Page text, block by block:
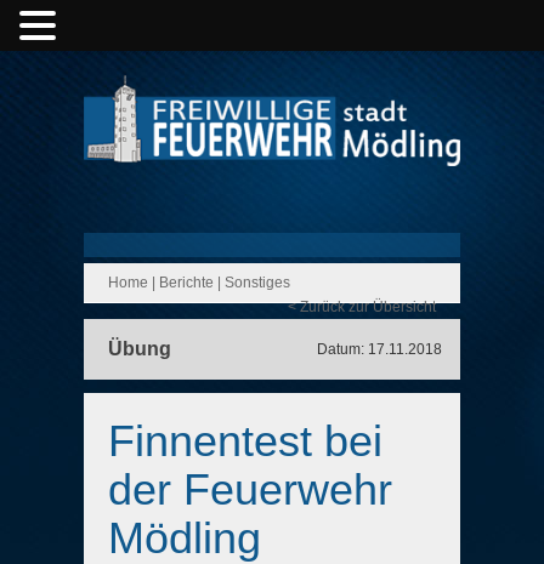
Home Berichte
Sonstiges
< Zurück zur Übersicht
Übung Datum: 17.11.2018
Finnentest bei
der Feuerwehr
Mödling